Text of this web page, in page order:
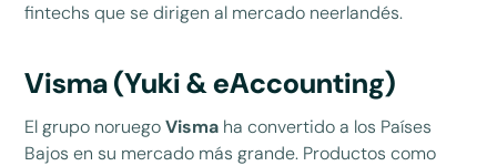
fintechs que se dirigen al mercado neerlandés.
Visma (Yuki & eAccounting)
El grupo noruegoVisma ha convertido a los Países
Bajos en su mercado más grande. Productos como